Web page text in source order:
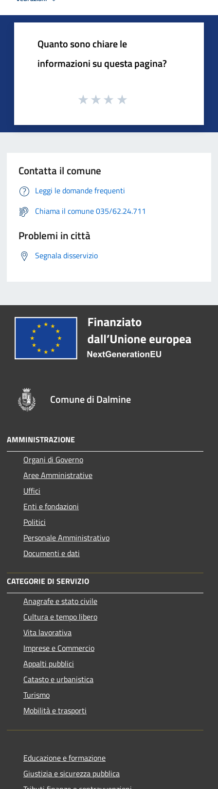
Quanto sono chiare le
informazioni su questa pagina?
Contatta il comune
Leggi le domande frequenti
Chiama il comune 035/62.24.711
Problemi in città
Segnala disservizio
Comune di Dalmine
AMMINISTRAZIONE
Organi di Governo
Aree Amministrative
Uffici
Enti e fondazioni
Politici
Personale Amministrativo
Documenti e dati
CATEGORIE DI SERVIZIO
Anagrafe e stato civile
Cultura e tempo libero
Vita lavorativa
Imprese e Commercio
Appalti pubblici
Catasto e urbanistica
Turismo
Mobilità e trasporti
Educazione e formazione
Giustizia e sicurezza pubblica